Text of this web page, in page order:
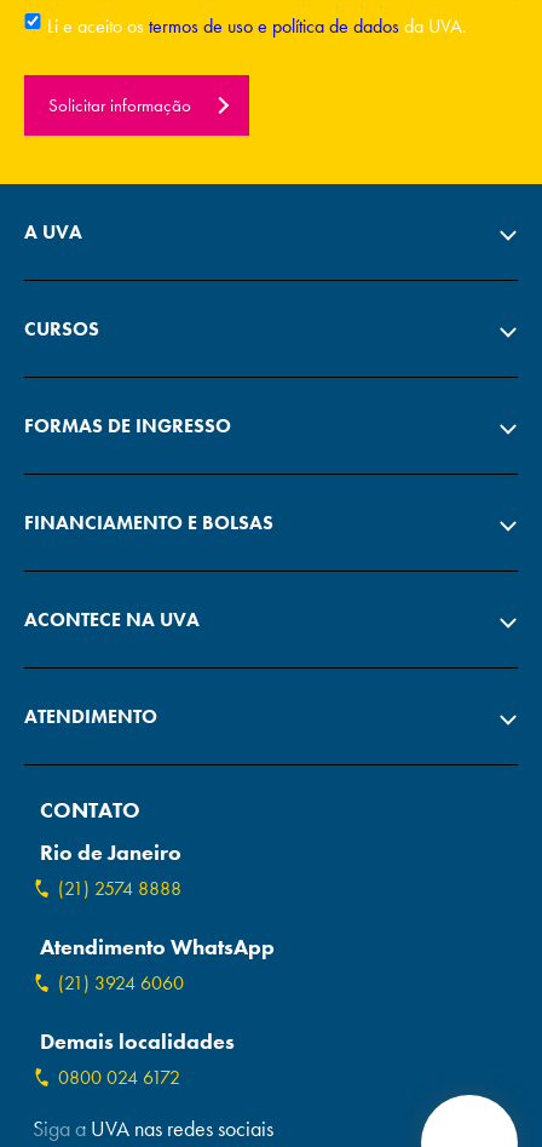
Li e aceito ostermos de uso e política de dadosda UVA.
Solicitar informação
A UVA
CURSOS
FORMAS DE INGRESSO
FINANCIAMENTO E BOLSAS
ACONTECE NA UVA
ATENDIMENTO
CONTATO
Rio de Janeiro
(21) 2574 8888
Atendimento WhatsApp
(21) 3924 6060
Demais localidades
0800 024 6172
Siga a UVA nas redes sociais